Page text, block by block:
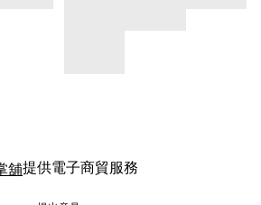
提供電子商貿服務